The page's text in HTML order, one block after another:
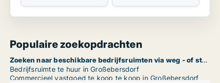
Populaire zoekopdrachten
Zoeken naar beschikbare bedrijfsruimten via weg - of straatnaam in Großebersdorf
Bedrijfsruimte te huur in Großebersdorf
Commercieel vastgoed te koop te koop in Großebersdorf